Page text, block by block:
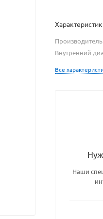
Производитель
Внутренний
Все
Наши